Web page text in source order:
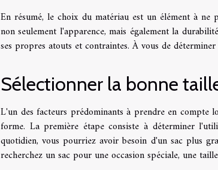
En résumé, le choix du matériau est un élément à
non seulement l'apparence, mais également la
ses propres atouts et contraintes. À vous de
Sélectionner la bonne
L'un des facteurs prédominants à prendre en compte
forme. La première étape consiste à déterminer
quotidien, vous pourriez avoir besoin d'un sac plus
recherchez un sac pour une occasion spéciale, une